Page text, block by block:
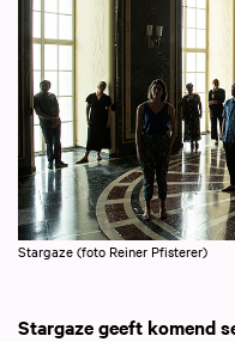
Stargaze (foto Reiner Pfisterer)
Stargaze geeft komend